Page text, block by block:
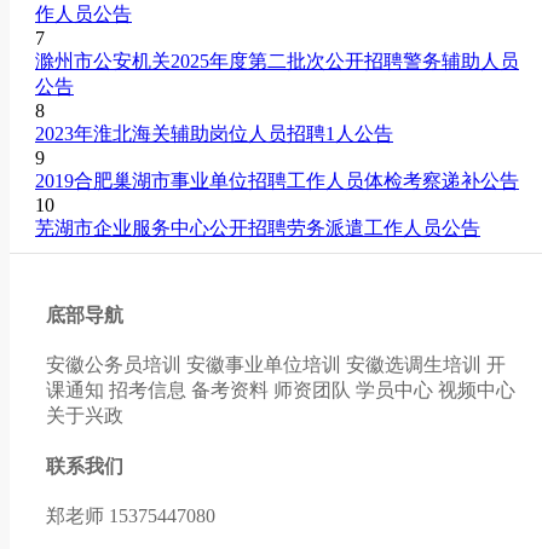
作人员公告
7
滁州市公安机关2025年度第二批次公开招聘警务辅助人员
公告
8
2023年淮北海关辅助岗位人员招聘1人公告
9
2019合肥巢湖市事业单位招聘工作人员体检考察递补公告
10
芜湖市企业服务中心公开招聘劳务派遣工作人员公告
底部导航
安徽公务员培训 安徽事业单位培训 安徽选调生培训 开
课通知 招考信息 备考资料 师资团队 学员中心 视频中心
关于兴政
联系我们
郑老师 15375447080